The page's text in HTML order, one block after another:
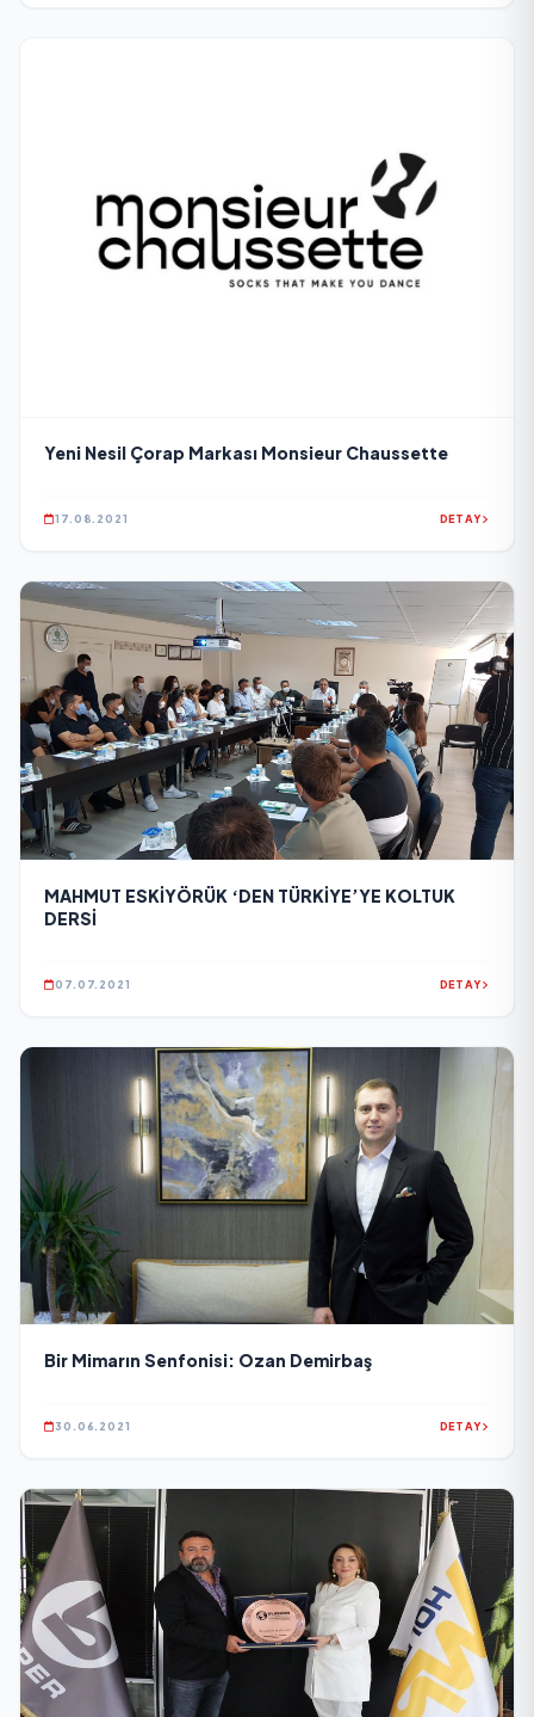
Yeni Nesil Çorap Markası Monsieur Chaussette
17.08.2021 DETAY
MAHMUT ESKİYÖRÜK ‘DEN TÜRKİYE’YE KOLTUK
DERSİ
07.07.2021 DETAY
Bir Mimarın Senfonisi: Ozan Demirbaş
30.06.2021 DETAY